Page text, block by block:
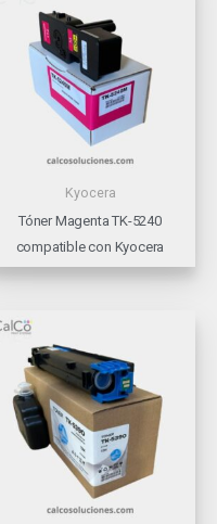
Kyocera
Tóner Magenta TK-5240
compatible con Kyocera